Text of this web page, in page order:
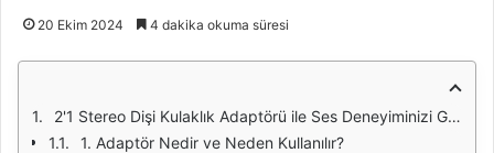
20 Ekim 2024 4 dakika okuma süresi
2'1 Stereo Dişi Kulaklık Adaptörü ile Ses Deneyiminizi Geliştirin
1. Adaptör Nedir ve Neden Kullanılır?